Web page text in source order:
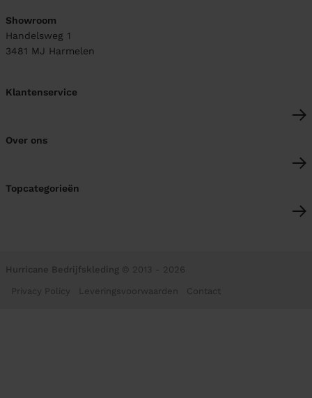
Showroom
Handelsweg 1
3481 MJ Harmelen
Klantenservice
Over ons
Topcategorieën
Hurricane Bedrijfskleding © 2013 - 2026
Privacy Policy Leveringsvoorwaarden Contact